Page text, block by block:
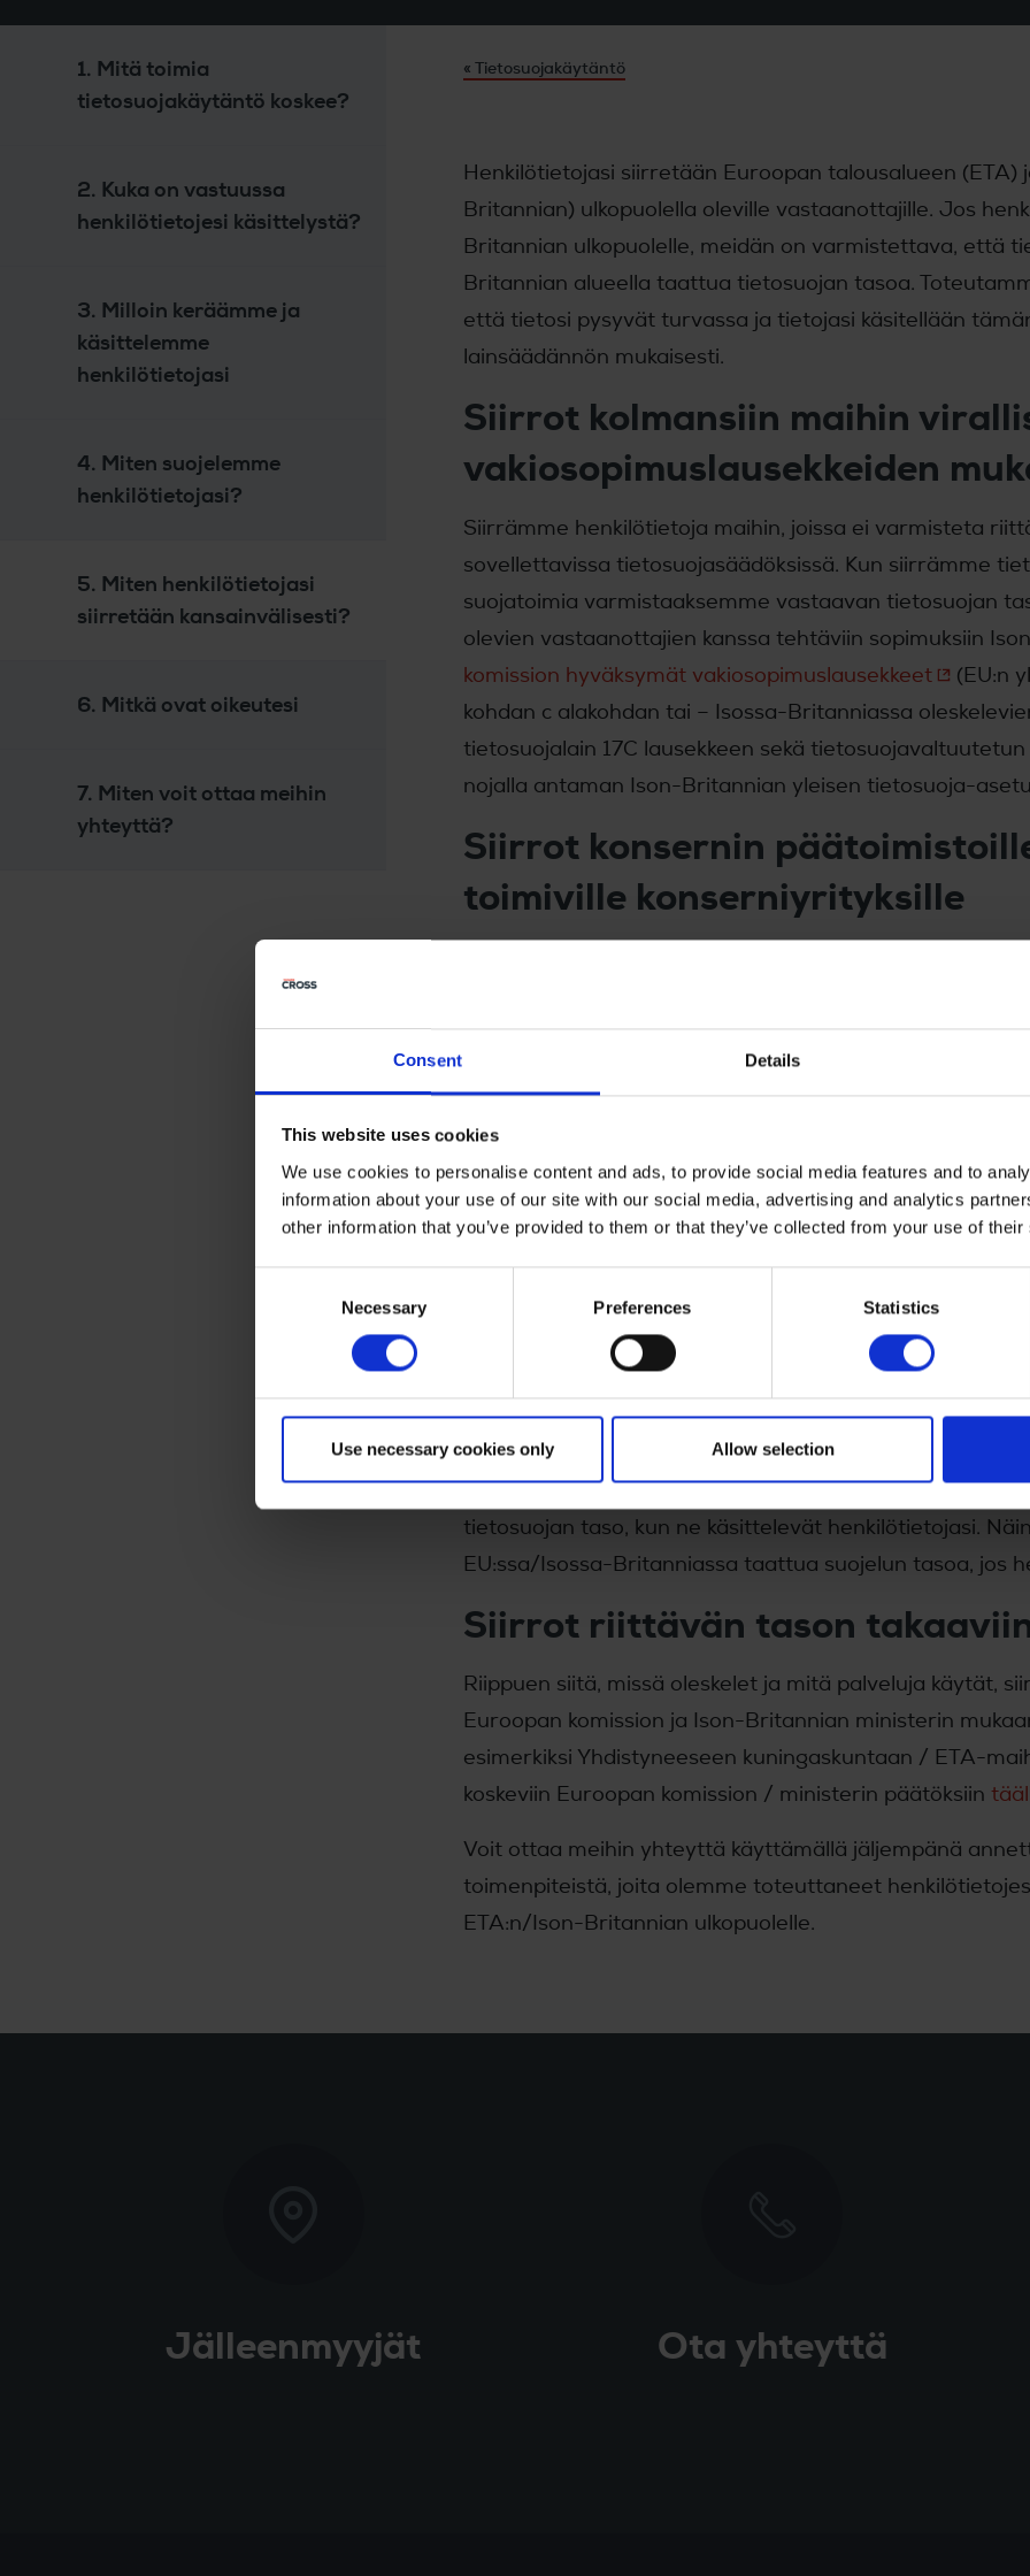
Consent Details
This website uses cookies
We use cookies to personalise content and ads, to provide social media features and to
information about your use of our site with our social media, advertising and analytics
other information that you’ve provided to them or that they’ve collected from your use of
Necessary Preferences Statistics
Use necessary cookies only Allow selection
« Tietosuojakäytäntö
Henkilötietojasi siirretään Euroopan talousalueen (ETA)
Britannian) ulkopuolella oleville vastaanottajille. Jos
Britannian ulkopuolelle, meidän on varmistettava, että
Britannian alueella taattua tietosuojan tasoa.
että tietosi pysyvät turvassa ja tietojasi käsitellään
lainsäädännön mukaisesti.
Siirrot kolmansiin maihin
vakiosopimuslausekkeiden
Siirrämme henkilötietoja maihin, joissa ei varmisteta
sovellettavissa tietosuojasäädöksissä. Kun siirrämme
suojatoimia varmistaaksemme vastaavan tietosuojan
olevien vastaanottajien kanssa tehtäviin sopimuksiin
komission hyväksymät vakiosopimuslausekkeet
(EU:n
kohdan c alakohdan tai – Isossa-Britanniassa
tietosuojalain 17C lausekkeen sekä
nojalla antaman Ison-Britannian yleisen tietosuoja-
Siirrot konsernin
toimiville konserniyrityksille
Siirrämme henkilötietoja emoyhtiöllemme (Yamaha
sijoittautuneet Japaniin. Japani on valtio, joka
mukaan tarjoaa henkilötietojen suojan asianmukaisen
artiklan mukaisesti (voit tutustua riittävää suojatasoa
päätökseentäällä
) ja Ison-Britannian tapauksessa
Tämä tarkoittaa, että henkilötietojen suojelua koskevia
koskevaa päätöstä) sovelletaan EU:ssa, Isossa-
henkilötietojasi Yamahan päätoimistolle ja
Tämän lisäksi olemme toteuttaneet täydentäviä toimia,
Japaniin. Olemme esimerkiksi tehneet Japanissa
kanssa sopimukset, jotka sisältävät Euroopan
tietosuojavaltuutetun hyväksymät
artiklan 2 kohdan c alakohdan ja muiden edellä
Japanissa toimivien konserniyritysten on
tietosuojan taso, kun ne käsittelevät henkilötietojasi.
EU:ssa/Isossa-Britanniassa taattua suojelun tasoa, jos
Siirrot riittävän tason
Riippuen siitä, missä oleskelet ja mitä palveluja käytät,
Euroopan komission ja Ison-Britannian ministerin
esimerkiksi Yhdistyneeseen kuningaskuntaan / ETA-
koskeviin Euroopan komission / ministerin päätöksiin
Voit ottaa meihin yhteyttä käyttämällä jäljempänä
toimenpiteistä, joita olemme toteuttaneet
ETA:n/Ison-Britannian ulkopuolelle.
1. Mitä toimia
tietosuojakäytäntö koskee?
2. Kuka on vastuussa
henkilötietojesi käsittelystä?
3. Milloin keräämme ja
käsittelemme
henkilötietojasi
4. Miten suojelemme
henkilötietojasi?
5. Miten henkilötietojasi
siirretään kansainvälisesti?
6. Mitkä ovat oikeutesi
7. Miten voit ottaa meihin
yhteyttä?
Jälleenmyyjät Ota yhteyttä